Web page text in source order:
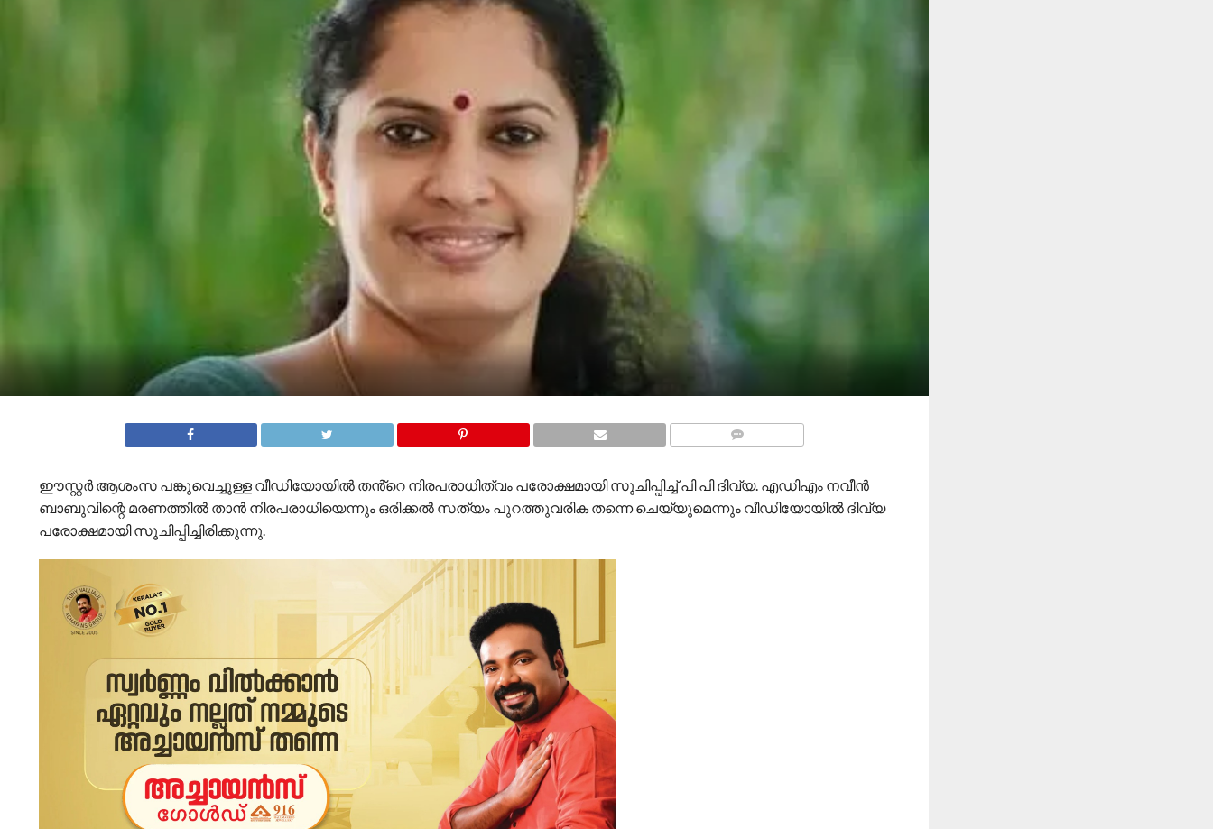
ഈസ്റ്റർ ആശംസ പങ്കുവെച്ചുള്ള വീഡിയോയിൽ തൻ്റെ നിരപരാധിത്വം പരോക്ഷമായി സൂചിപ്പിച്ച് പി പി ദിവ്യ. എഡിഎം നവീൻ
ബാബുവിന്റെ മരണത്തിൽ താൻ നിരപരാധിയെന്നും ഒരിക്കൽ സത്യം പുറത്തുവരിക തന്നെ ചെയ്യുമെന്നും വീഡിയോയിൽ ദിവ്യ
പരോക്ഷമായി സൂചിപ്പിച്ചിരിക്കുന്നു.